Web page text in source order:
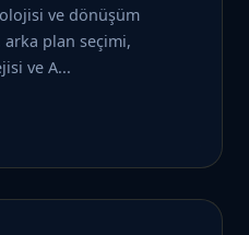
ve dönüşüm
plan seçimi,
ve A...